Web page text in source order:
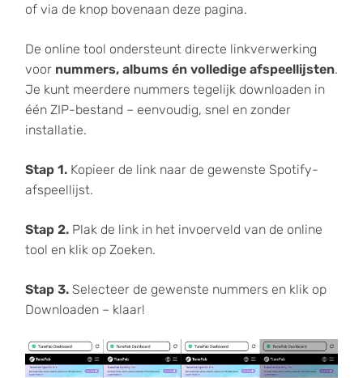
of via de knop bovenaan deze pagina.
De online tool ondersteunt directe linkverwerking
voor nummers, albums én volledige afspeellijsten.
Je kunt meerdere nummers tegelijk downloaden in
één ZIP-bestand – eenvoudig, snel en zonder
installatie.
Stap 1. Kopieer de link naar de gewenste Spotify-
afspeellijst.
Stap 2. Plak de link in het invoerveld van de online
tool en klik op Zoeken.
Stap 3. Selecteer de gewenste nummers en klik op
Downloaden – klaar!